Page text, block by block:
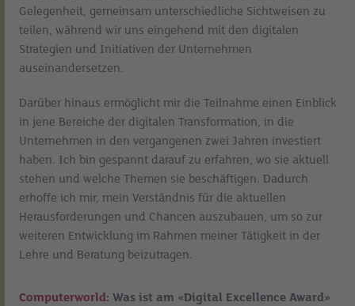
Gelegenheit, gemeinsam unterschiedliche Sichtweisen zu
teilen, während wir uns eingehend mit den digitalen
Strategien und Initiativen der Unternehmen
auseinandersetzen.
Darüber hinaus ermöglicht mir die Teilnahme einen Einblick
in jene Bereiche der digitalen Transformation, in die
Unternehmen in den vergangenen zwei Jahren investiert
haben. Ich bin gespannt darauf zu erfahren, wo sie aktuell
stehen und welche Themen sie beschäftigen. Dadurch
erhoffe ich mir, mein Verständnis für die aktuellen
Herausforderungen und Chancen auszubauen, um so zur
weiteren Entwicklung im Rahmen meiner Tätigkeit in der
Lehre und Beratung beizutragen.
Computerworld: Was ist am «Digital Excellence Award»